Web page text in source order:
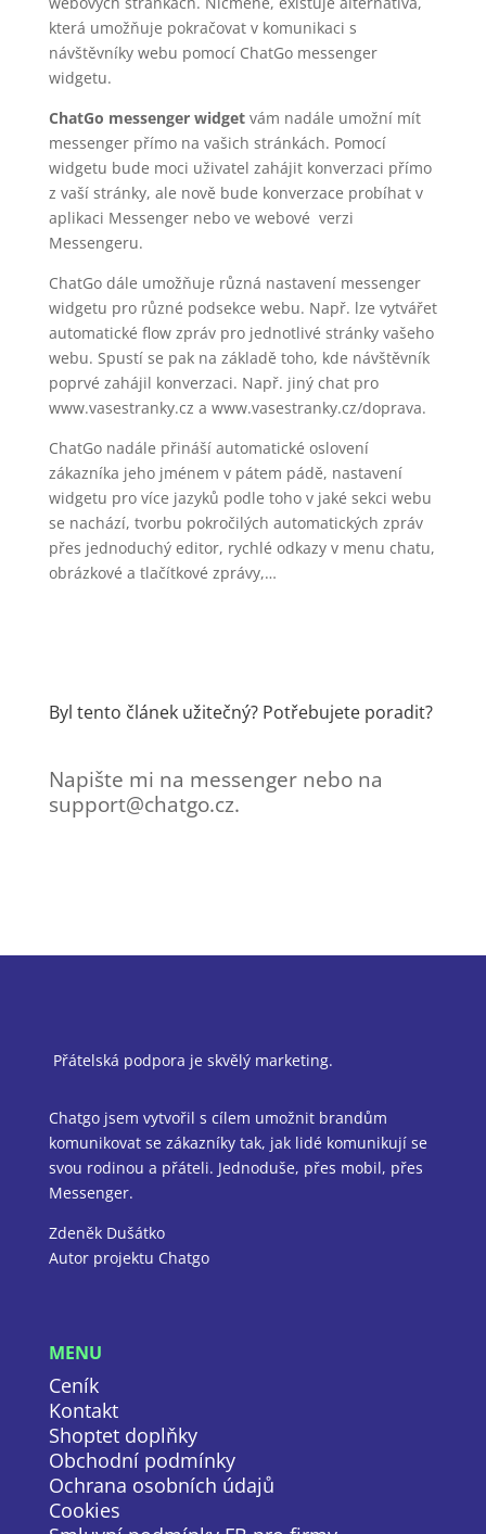
která umožňuje pokračovat v komunikaci s
návštěvníky webu pomocí ChatGo messenger
widgetu.
ChatGo messenger widgetvám nadále umožní mít
messenger přímo na vašich stránkách. Pomocí
widgetu bude moci uživatel zahájit konverzaci přímo
z vaší stránky, ale nově bude konverzace probíhat v
aplikaci Messenger nebo ve webové verzi
Messengeru.
ChatGo dále umožňuje různá nastavení messenger
widgetu pro různé podsekce webu. Např. lze vytvářet
automatické flow zpráv pro jednotlivé stránky vašeho
webu. Spustí se pak na základě toho, kde návštěvník
poprvé zahájil konverzaci. Např. jiný chat pro
www.vasestranky.cz a www.vasestranky.cz/doprava.
ChatGo nadále přináší automatické oslovení
zákazníka jeho jménem v pátem pádě, nastavení
widgetu pro více jazyků podle toho v jaké sekci webu
se nachází, tvorbu pokročilých automatických zpráv
přes jednoduchý editor, rychlé odkazy v menu chatu,
obrázkové a tlačítkové zprávy,…
Byl tento článek užitečný? Potřebujete poradit?
Napište mi na messenger nebo na
support@chatgo.cz.
Přátelská podpora je skvělý marketing.
Chatgo jsem vytvořil s cílem umožnit brandům
komunikovat se zákazníky tak, jak lidé komunikují se
svou rodinou a přáteli. Jednoduše, přes mobil, přes
Messenger.
Zdeněk Dušátko
Autor projektu Chatgo
MENU
Ceník
Kontakt
Shoptet doplňky
Obchodní podmínky
Ochrana osobních údajů
Cookies